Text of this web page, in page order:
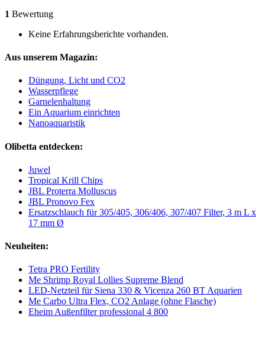
1 Bewertung
Keine Erfahrungsberichte vorhanden.
Aus unserem Magazin:
Düngung, Licht und CO2
Wasserpflege
Garnelenhaltung
Ein Aquarium einrichten
Nanoaquaristik
Olibetta entdecken:
Juwel
Tropical Krill Chips
JBL Proterra Molluscus
JBL Pronovo Fex
Ersatzschlauch für 305/405, 306/406, 307/407 Filter, 3 m L x
17 mm Ø
Neuheiten:
Tetra PRO Fertility
Me Shrimp Royal Lollies Supreme Blend
LED-Netzteil für Siena 330 & Vicenza 260 BT Aquarien
Me Carbo Ultra Flex, CO2 Anlage (ohne Flasche)
Eheim Außenfilter professional 4 800